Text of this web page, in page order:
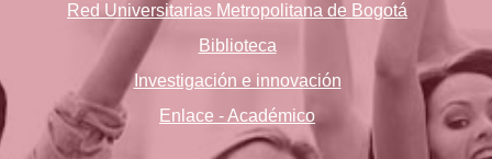
Red Universitarias Metropolitana de Bogotá
Biblioteca
Investigación e innovación
Enlace - Académico